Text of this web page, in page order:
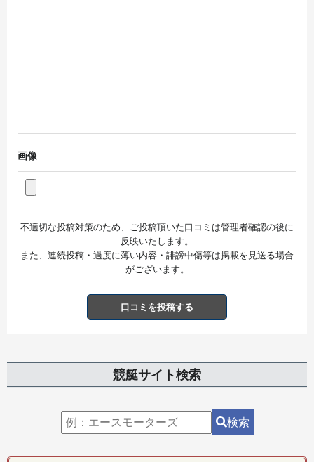
画像
不適切な投稿対策のため、ご投稿頂いた口コミは管理者確認の後に
反映いたします。
また、連続投稿・過度に薄い内容・誹謗中傷等は掲載を見送る場合
がございます。
口コミを投稿する
競艇サイト検索
検索